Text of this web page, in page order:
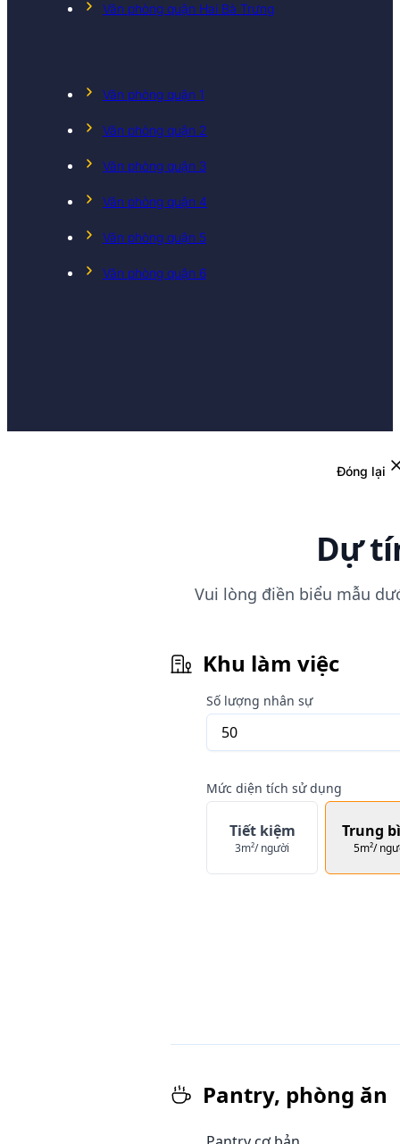
Văn phòng quận Hai Bà Trưng
Văn phòng quận 1
Văn phòng quận 2
Văn phòng quận 3
Văn phòng quận 4
Văn phòng quận 5
Văn phòng quận 6
Đóng lại